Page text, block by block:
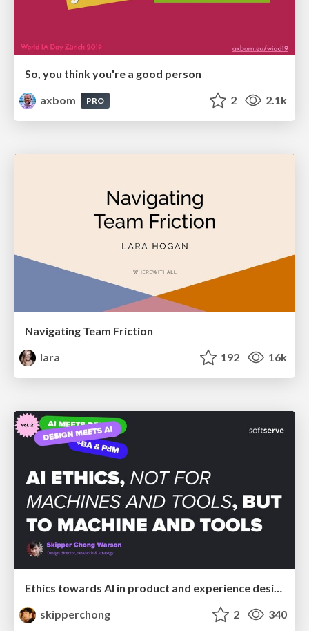
So, you think you're a good person
axbom
PRO 2 2.1k
Navigating Team Friction
lara
192 16k
Ethics towards AI in product and experience design
skipperchong
2 340